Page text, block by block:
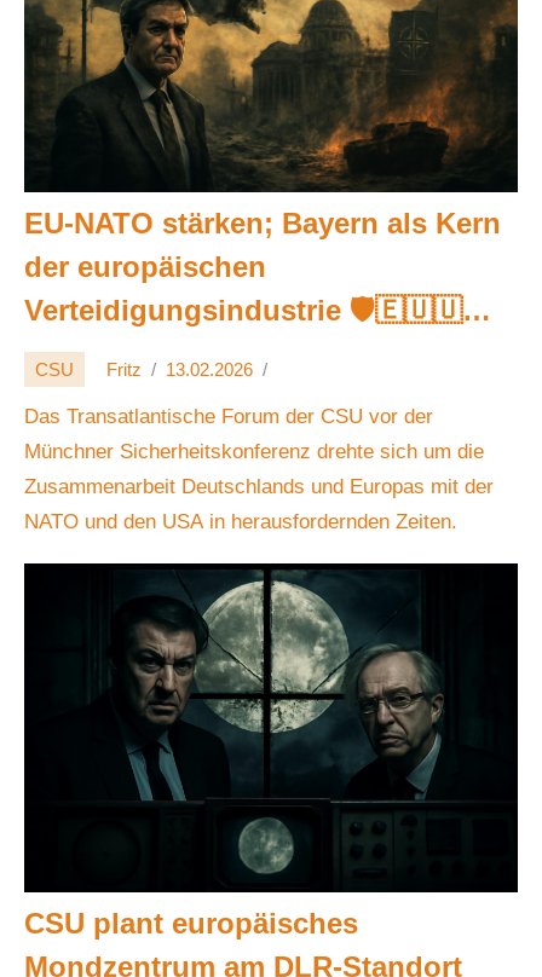
EU-NATO stärken; Bayern als Kern
der europäischen
Verteidigungsindustrie 🛡️🇪🇺🇺🇸
🏭
CSU Fritz 13.02.2026
Das Transatlantische Forum der CSU vor der
Münchner Sicherheitskonferenz drehte sich um die
Zusammenarbeit Deutschlands und Europas mit der
NATO und den USA in herausfordernden Zeiten.
CSU plant europäisches
Mondzentrum am DLR-Standort